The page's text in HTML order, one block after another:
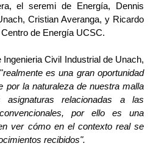
el seremi de Energía, Dennis
Cristian Averanga, y Ricardo
de Energía UCSC.
Ingenieria Civil Industrial de Unach,
realmente es una gran oportunidad
por la naturaleza de nuestra malla
asignaturas relacionadas a las
por ello es una
ver cómo en el contexto real se
recibidos".